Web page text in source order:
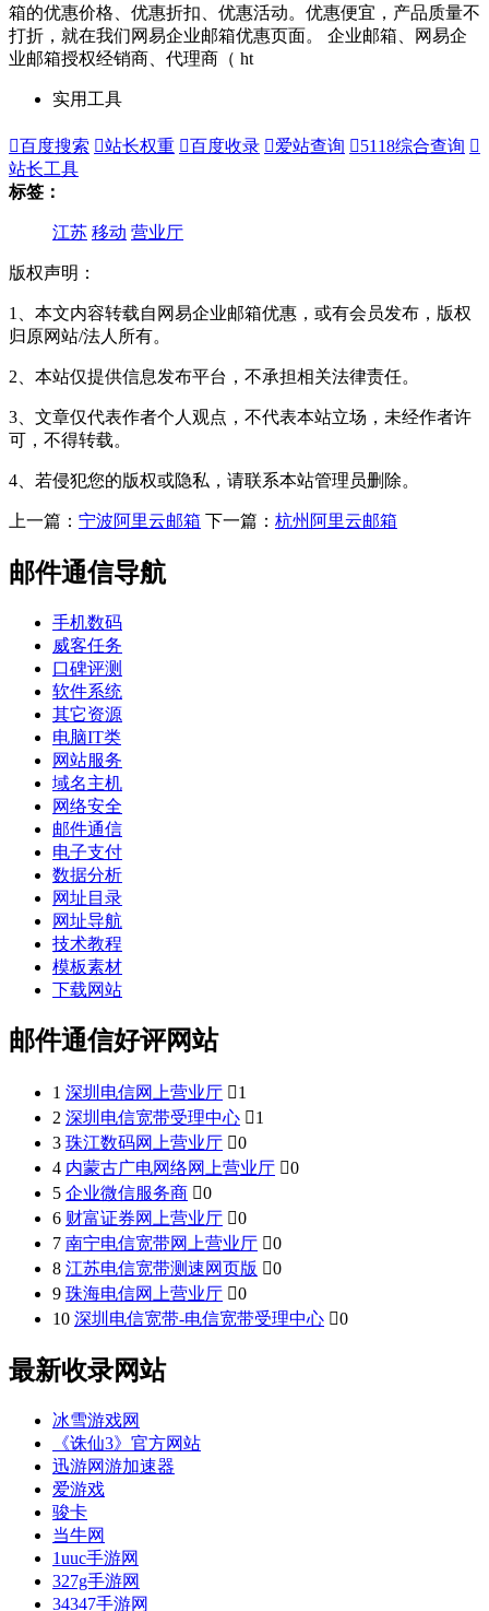
箱的优惠价格、优惠折扣、优惠活动。优惠便宜，产品质量不
打折，就在我们网易企业邮箱优惠页面。 企业邮箱、网易企
业邮箱授权经销商、代理商（ ht
实用工具
百度搜索 站长权重 百度收录 爱站查询 5118综合查询 
站长工具
标签：
江苏 移动 营业厅
版权声明：
1、本文内容转载自网易企业邮箱优惠，或有会员发布，版权
归原网站/法人所有。
2、本站仅提供信息发布平台，不承担相关法律责任。
3、文章仅代表作者个人观点，不代表本站立场，未经作者许
可，不得转载。
4、若侵犯您的版权或隐私，请联系本站管理员删除。
上一篇： 宁波阿里云邮箱 下一篇： 杭州阿里云邮箱
邮件通信导航
手机数码
威客任务
口碑评测
软件系统
其它资源
电脑IT类
网站服务
域名主机
网络安全
邮件通信
电子支付
数据分析
网址目录
网址导航
技术教程
模板素材
下载网站
邮件通信好评网站
1 深圳电信网上营业厅 1
2 深圳电信宽带受理中心 1
3 珠江数码网上营业厅 0
4 内蒙古广电网络网上营业厅 0
5 企业微信服务商 0
6 财富证券网上营业厅 0
7 南宁电信宽带网上营业厅 0
8 江苏电信宽带测速网页版 0
9 珠海电信网上营业厅 0
10 深圳电信宽带-电信宽带受理中心 0
最新收录网站
冰雪游戏网
《诛仙3》官方网站
迅游网游加速器
爱游戏
骏卡
当牛网
1uuc手游网
327g手游网
34347手游网